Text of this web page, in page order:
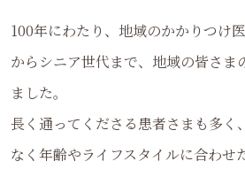
100年にわたり、地域のかかりつけ
からシニア世代まで、地域の皆さま
ました。
長く通ってくださる患者さまも多く
なく年齢やライフスタイルに合わせ